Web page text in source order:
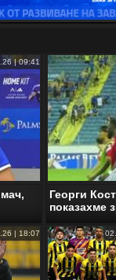
| 09:41
Георги
показахме
| 18:07